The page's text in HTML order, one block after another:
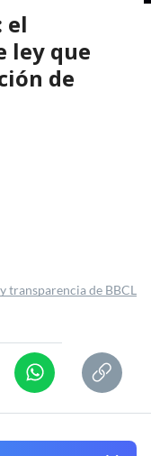
el
ley que
de
transparencia de BBCL